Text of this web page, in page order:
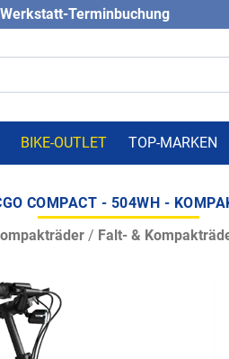
Werkstatt-Terminbuchung
BIKE-OUTLET TOP-MARKEN
COMPACT - 504WH -
/ Falt- &